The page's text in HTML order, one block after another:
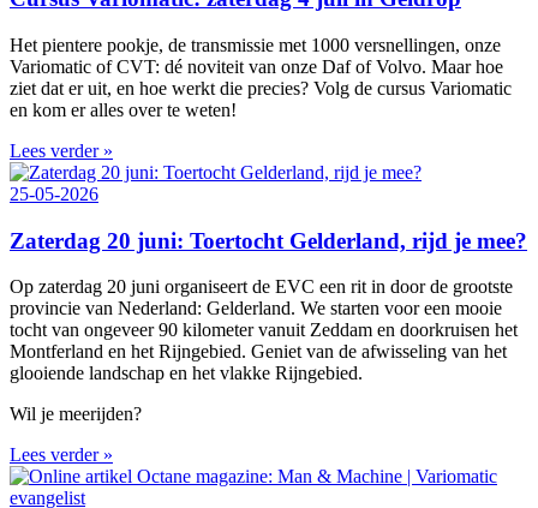
Het pientere pookje, de transmissie met 1000 versnellingen, onze
Variomatic of CVT: dé noviteit van onze Daf of Volvo. Maar hoe
ziet dat er uit, en hoe werkt die precies? Volg de cursus Variomatic
en kom er alles over te weten!
Lees verder »
25-05-2026
Zaterdag 20 juni: Toertocht Gelderland, rijd je mee?
Op zaterdag 20 juni organiseert de EVC een rit in door de grootste
provincie van Nederland: Gelderland. We starten voor een mooie
tocht van ongeveer 90 kilometer vanuit Zeddam en doorkruisen het
Montferland en het Rijngebied. Geniet van de afwisseling van het
glooiende landschap en het vlakke Rijngebied.
Wil je meerijden?
Lees verder »